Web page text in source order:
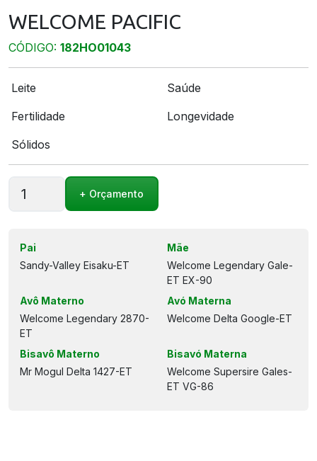
WELCOME PACIFIC
CÓDIGO: 182HO01043
Leite
Saúde
Fertilidade
Longevidade
Sólidos
PACIFIC
+ Orçamento
Pai
Sandy-Valley Eisaku-ET
Mãe
Welcome Legendary Gale-
ET EX-90
Avô Materno
Welcome Legendary 2870-
ET
Avó Materna
Welcome Delta Google-ET
Bisavô Materno
Mr Mogul Delta 1427-ET
Bisavó Materna
Welcome Supersire Gales-
ET VG-86